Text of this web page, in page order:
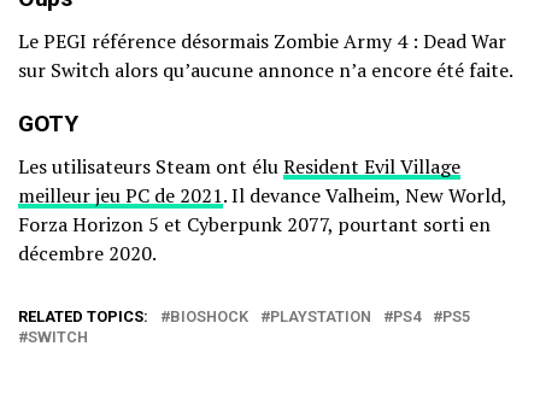
Le PEGI référence désormais Zombie Army 4 : Dead War
sur Switch alors qu’aucune annonce n’a encore été faite.
GOTY
Les utilisateurs Steam ont éluResident Evil Village
meilleur jeu PC de 2021. Il devance Valheim, New World,
Forza Horizon 5 et Cyberpunk 2077, pourtant sorti en
décembre 2020.
RELATED TOPICS: BIOSHOCK PLAYSTATION PS4
PS5
SWITCH